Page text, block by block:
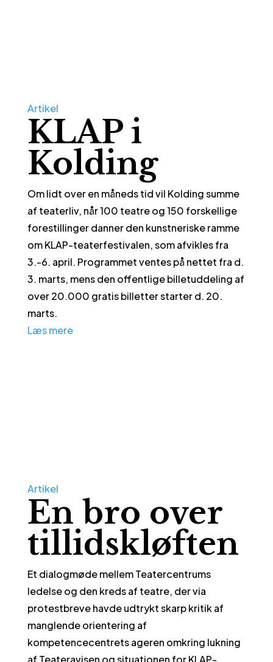
Artikel
KLAP i
Kolding
Om lidt over en måneds tid vil Kolding summe
af teaterliv, når 100 teatre og 150 forskellige
forestillinger danner den kunstneriske ramme
om KLAP-teaterfestivalen, som afvikles fra
3.-6. april. Programmet ventes på nettet fra d.
3. marts, mens den offentlige billetuddeling af
over 20.000 gratis billetter starter d. 20.
marts.
Læs mere
Artikel
En bro over
tillidskløften
Et dialogmøde mellem Teatercentrums
ledelse og den kreds af teatre, der via
protestbreve havde udtrykt skarp kritik af
manglende orientering af
kompetencecentrets ageren omkring lukning